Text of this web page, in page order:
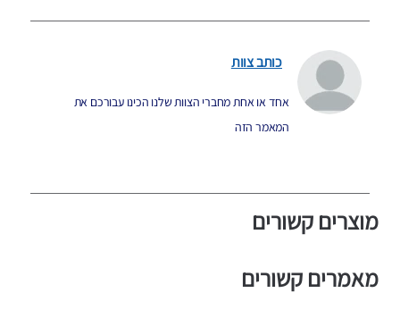
כותב צוות
אחד או אחת מחברי הצוות שלנו הכינו עבורכם את
המאמר הזה
מוצרים קשורים
מאמרים קשורים